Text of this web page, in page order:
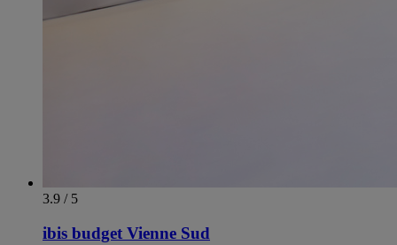
3.9 / 5
ibis budget Vienne Sud